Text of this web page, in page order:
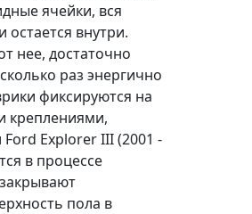
ячейки, вся
остается внутри.
нее, достаточно
раз энергично
фиксируются на
креплениями,
Explorer III (2001 -
в процессе
пола в